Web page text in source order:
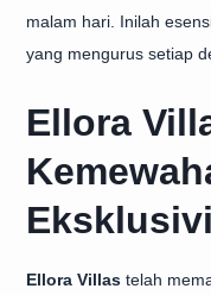
malam hari. Inilah
yang mengurus setiap
Ellora
Ellora Villas telah